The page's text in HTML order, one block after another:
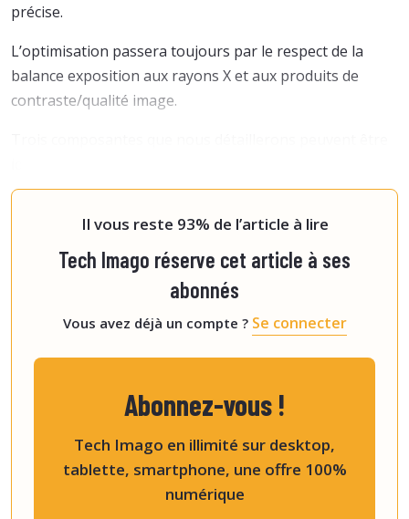
précise.
L’optimisation passera toujours par le respect de la
balance exposition aux rayons X et aux produits de
contraste/qualité image.
Il vous reste 93% de l’article à lire
Tech Imago réserve cet article à ses
abonnés
Vous avez déjà un compte ? Se connecter
Abonnez-vous !
Tech Imago en illimité sur desktop,
tablette, smartphone, une offre 100%
numérique